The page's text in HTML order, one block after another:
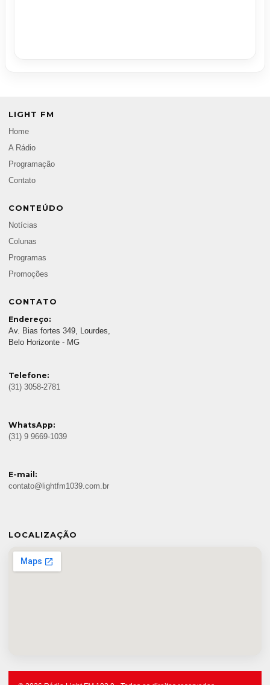
LIGHT FM
Home
A Rádio
Programação
Contato
CONTEÚDO
Notícias
Colunas
Programas
Promoções
CONTATO
Endereço:
Av. Bias fortes 349, Lourdes,
Belo Horizonte - MG
Telefone:
(31) 3058-2781
WhatsApp:
(31) 9 9669-1039
E-mail:
contato@lightfm1039.com.br
LOCALIZAÇÃO